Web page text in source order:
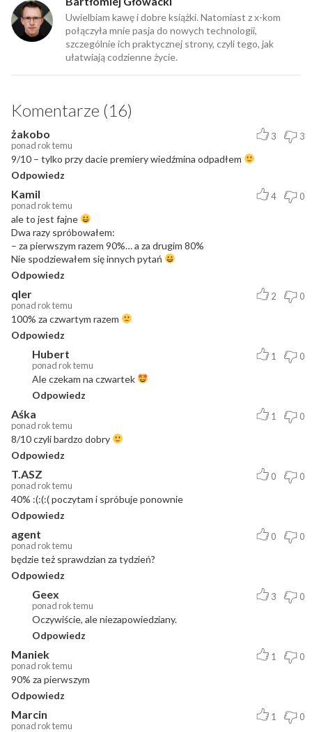
Uwielbiam kawę i dobre książki. Natomiast z x-kom
połączyła mnie pasja do nowych technologii,
szczególnie ich praktycznej strony, czyli tego, jak
ułatwiają codzienne życie.
Komentarze (16)
żakobo
ponad rok temu
3 3
9/10 – tylko przy dacie premiery wiedźmina odpadłem
Odpowiedz
Kamil
ponad rok temu
4 0
ale to jest fajne
Dwa razy spróbowałem:
– za pierwszym razem 90%… a za drugim 80%
Nie spodziewałem się innych pytań
Odpowiedz
qler
ponad rok temu
2 0
100% za czwartym razem
Odpowiedz
Hubert
ponad rok temu
1 0
Ale czekam na czwartek
Odpowiedz
Aśka
ponad rok temu
1 0
8/10 czyli bardzo dobry
Odpowiedz
T.ASZ
ponad rok temu
0 0
40% :(:(:( poczytam i spróbuje ponownie
Odpowiedz
agent
ponad rok temu
0 0
będzie też sprawdzian za tydzień?
Odpowiedz
Geex
ponad rok temu
3 0
Oczywiście, ale niezapowiedziany.
Odpowiedz
Maniek
ponad rok temu
1 0
90% za pierwszym
Odpowiedz
Marcin
ponad rok temu
1 0